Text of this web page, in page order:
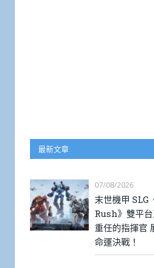
最新文章
07/08/2026
末世機甲
Rush》雙平
重任的指揮官
命運決戰！